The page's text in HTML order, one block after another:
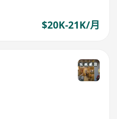
$20K-21K/月